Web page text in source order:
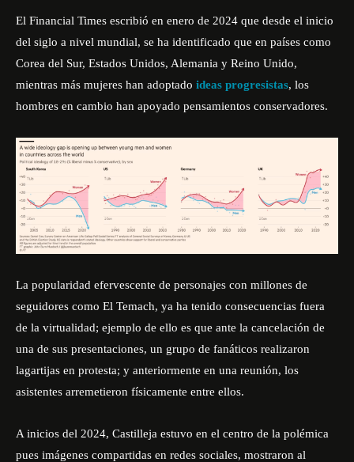
El Financial Times escribió en enero de 2024 que desde el inicio
del siglo a nivel mundial, se ha identificado que en países como
Corea del Sur, Estados Unidos, Alemania y Reino Unido,
mientras más mujeres han adoptado ideas progresistas, los
hombres en cambio han apoyado pensamientos conservadores.
La popularidad efervescente de personajes con millones de
seguidores como El Temach, ya ha tenido consecuencias fuera
de la virtualidad; ejemplo de ello es que ante la cancelación de
una de sus presentaciones, un grupo de fanáticos realizaron
lagartijas en protesta; y anteriormente en una reunión, los
asistentes arremetieron físicamente entre ellos.
A inicios del 2024, Castilleja estuvo en el centro de la polémica
pues imágenes compartidas en redes sociales, mostraron al